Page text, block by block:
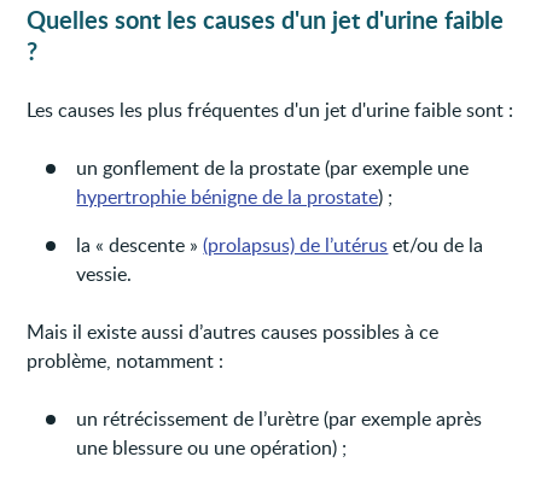
Quelles sont les causes d'un jet d'urine faible
?
Les causes les plus fréquentes d'un jet d'urine faible sont :
un gonflement de la prostate (par exemple une
hypertrophie bénigne de la prostate) ;
la « descente »(prolapsus) de l’utéruset/ou de la
vessie.
Mais il existe aussi d’autres causes possibles à ce
problème, notamment :
un rétrécissement de l’urètre (par exemple après
une blessure ou une opération) ;